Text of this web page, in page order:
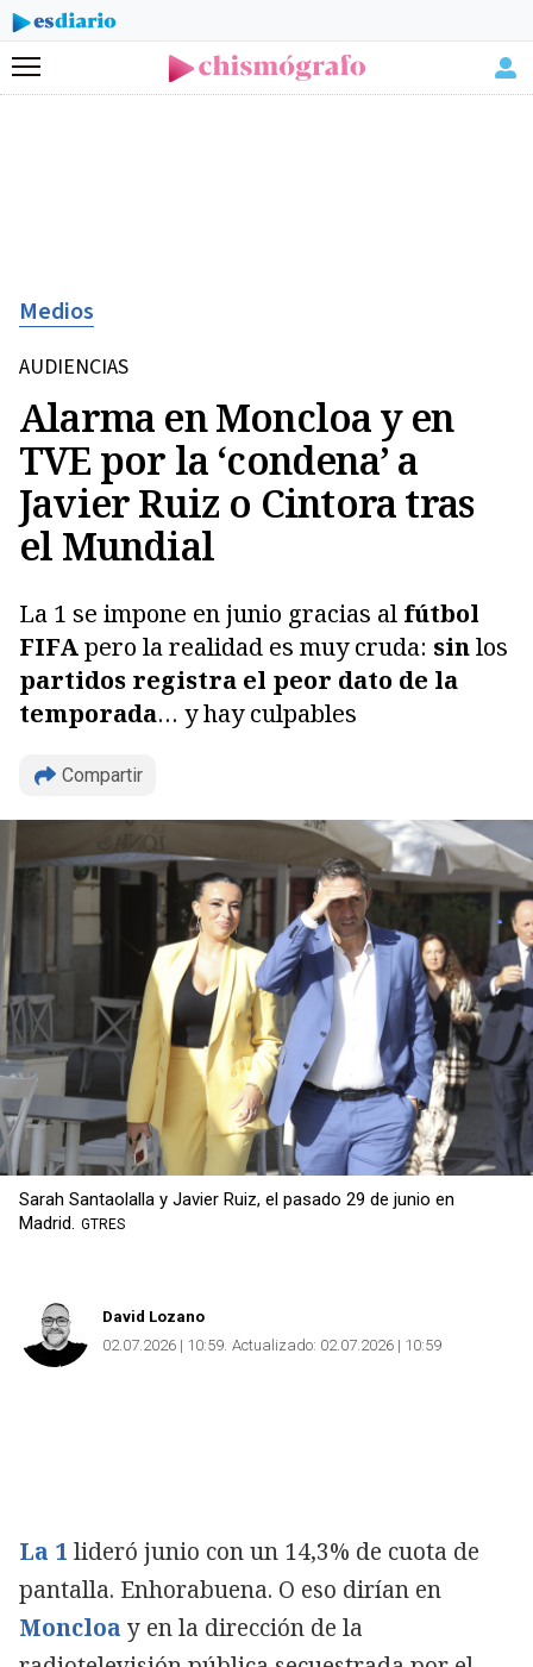
Menú
Medios
AUDIENCIAS
Alarma en Moncloa y en
TVE por la ‘condena’ a
Javier Ruiz o Cintora tras
el Mundial
La 1 se impone en junio gracias al fútbol
FIFApero la realidad es muy cruda: sinlos
partidos registra el peor dato de la
temporada… y hay culpables
Compartir
Copiar
Sarah Santaolalla y Javier Ruiz, el pasado 29 de junio en
Madrid. GTRES
David Lozano
02.07.2026 | 10:59 Actualizado: 02.07.2026 | 10:59
La 1 lideró junio con un 14,3% de cuota de
pantalla. Enhorabuena. O eso dirían en
Moncloa y en la dirección de la